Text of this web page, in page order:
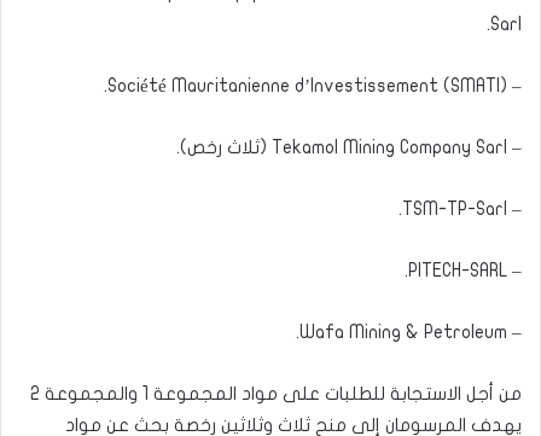
Sarl.
– Société Mauritanienne d’Investissement (SMATI).
– Tekamol Mining Company Sarl (ثلاث رخص).
– TSM-TP-Sarl.
– PITECH-SARL.
– Wafa Mining & Petroleum.
من أجل الاستجابة للطلبات على مواد المجموعة 1 والمجموعة 2
يهدف المرسومان إلى منح ثلاث وثلاثين رخصة بحث عن مواد